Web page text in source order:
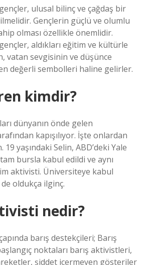
ulusal bilinç ve çağdaş bir
Gençlerin güçlü ve olumlu
olması özellikle önemlidir.
aldıkları eğitim ve kültürle
vatan sevgisinin ve düşünce
değerli sembolleri haline gelirler.
kimdir?
dünyanın önde gelen
kapışılıyor. İşte onlardan
19 yaşındaki Selin, ABD’deki Yale
bursla kabul edildi ve aynı
aktivisti. Üniversiteye kabul
oldukça ilginç.
nedir?
barış destekçileri; Barış
​​noktaları barış aktivistleri,
şiddet içermeyen gösteriler